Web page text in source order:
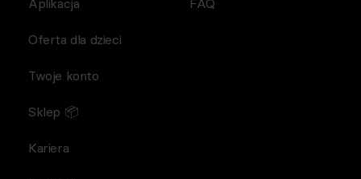
Aplikacja FAQ
Oferta dla dzieci
Twoje konto
Sklep 📦
Kariera